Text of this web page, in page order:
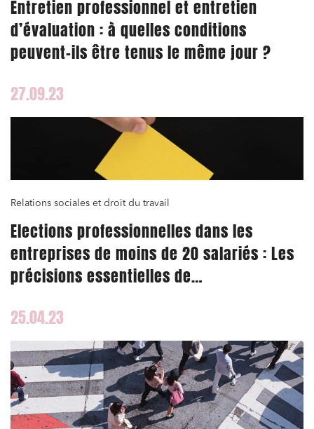
Entretien professionnel et entretien
d’évaluation : à quelles conditions
peuvent-ils être tenus le même jour ?
27.09.23
Relations sociales et droit du travail
Elections professionnelles dans les
entreprises de moins de 20 salariés : Les
précisions essentielles de
25.04.23